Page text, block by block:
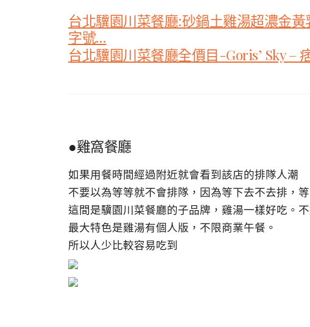
台北驥園川菜餐廳:砂鍋土雞湯超濃金
字號…
台北驥園川菜餐廳全價目-Goris’ Sky –
●雞窩餐廳
如果用餐時間經過附近就會看到該店的排隊人潮
不要以為等等就不會排隊，因為等下去不去排，
這間是驥園川菜餐廳的子品牌，雞湯一樣好吃。
最大特色是雞湯有個人版，不限商業午餐。
所以人少比較容易吃到